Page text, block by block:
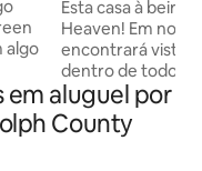
algo
Esta casa à beira
Heaven! Em
encontrará vistas
dentro de todos
de fora
varandas
isolamento, mas
aluguel por
County